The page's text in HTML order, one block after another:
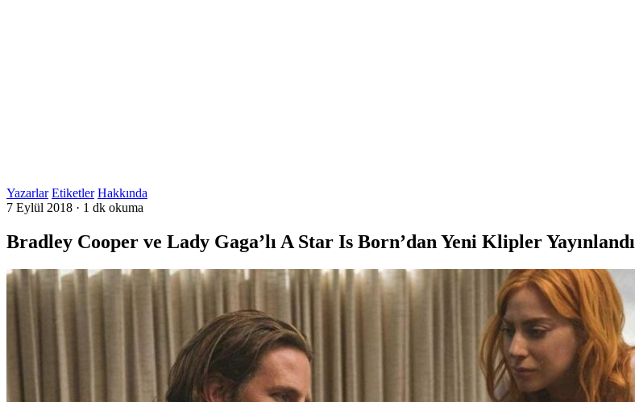
Yazarlar Etiketler Hakkında
7 Eylül 2018 · 1 dk okuma
Bradley Cooper ve Lady Gaga’lı A Star Is Born’dan Yeni Klipler Yayınlandı